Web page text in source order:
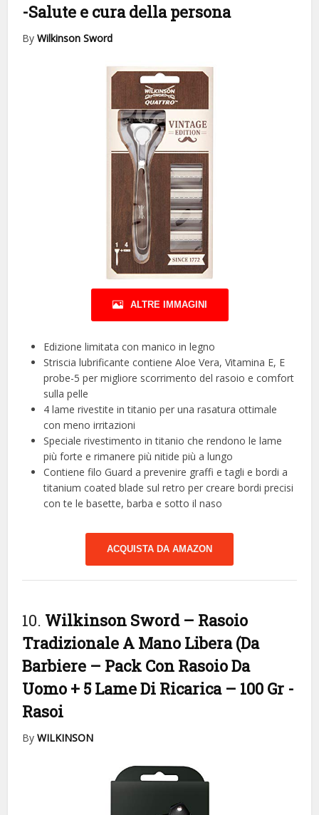
-Salute e cura della persona
ByWilkinson Sword
ALTRE IMMAGINI
Edizione limitata con manico in legno
Striscia lubrificante contiene Aloe Vera, Vitamina E, E
probe-5 per migliore scorrimento del rasoio e comfort
sulla pelle
4 lame rivestite in titanio per una rasatura ottimale
con meno irritazioni
Speciale rivestimento in titanio che rendono le lame
più forte e rimanere più nitide più a lungo
Contiene filo Guard a prevenire graffi e tagli e bordi a
titanium coated blade sul retro per creare bordi precisi
con te le basette, barba e sotto il naso
ACQUISTA DA AMAZON
10. Wilkinson Sword – Rasoio
Tradizionale A Mano Libera (Da
Barbiere – Pack Con Rasoio Da
Uomo + 5 Lame Di Ricarica – 100 Gr -
Rasoi
ByWILKINSON